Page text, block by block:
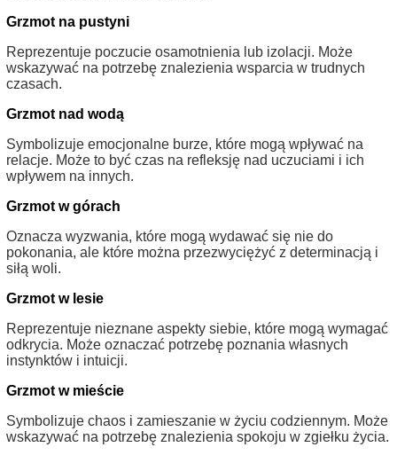
Grzmot na pustyni
Reprezentuje poczucie osamotnienia lub izolacji. Może
wskazywać na potrzebę znalezienia wsparcia w trudnych
czasach.
Grzmot nad wodą
Symbolizuje emocjonalne burze, które mogą wpływać na
relacje. Może to być czas na refleksję nad uczuciami i ich
wpływem na innych.
Grzmot w górach
Oznacza wyzwania, które mogą wydawać się nie do
pokonania, ale które można przezwyciężyć z determinacją i
siłą woli.
Grzmot w lesie
Reprezentuje nieznane aspekty siebie, które mogą wymagać
odkrycia. Może oznaczać potrzebę poznania własnych
instynktów i intuicji.
Grzmot w mieście
Symbolizuje chaos i zamieszanie w życiu codziennym. Może
wskazywać na potrzebę znalezienia spokoju w zgiełku życia.